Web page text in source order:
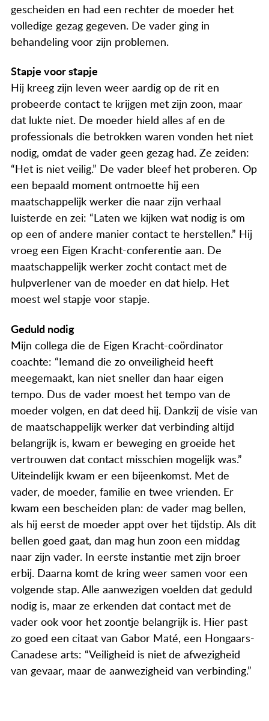
gescheiden en had een rechter de moeder het
volledige gezag gegeven. De vader ging in
behandeling voor zijn problemen.
Stapje voor stapje
Hij kreeg zijn leven weer aardig op de rit en
probeerde contact te krijgen met zijn zoon, maar
dat lukte niet. De moeder hield alles af en de
professionals die betrokken waren vonden het niet
nodig, omdat de vader geen gezag had. Ze zeiden:
“Het is niet veilig.” De vader bleef het proberen. Op
een bepaald moment ontmoette hij een
maatschappelijk werker die naar zijn verhaal
luisterde en zei: “Laten we kijken wat nodig is om
op een of andere manier contact te herstellen.” Hij
vroeg een Eigen Kracht-conferentie aan. De
maatschappelijk werker zocht contact met de
hulpverlener van de moeder en dat hielp. Het
moest wel stapje voor stapje.
Geduld nodig
Mijn collega die de Eigen Kracht-coördinator
coachte: “Iemand die zo onveiligheid heeft
meegemaakt, kan niet sneller dan haar eigen
tempo. Dus de vader moest het tempo van de
moeder volgen, en dat deed hij. Dankzij de visie van
de maatschappelijk werker dat verbinding altijd
belangrijk is, kwam er beweging en groeide het
vertrouwen dat contact misschien mogelijk was.”
Uiteindelijk kwam er een bijeenkomst. Met de
vader, de moeder, familie en twee vrienden. Er
kwam een bescheiden plan: de vader mag bellen,
als hij eerst de moeder appt over het tijdstip. Als dit
bellen goed gaat, dan mag hun zoon een middag
naar zijn vader. In eerste instantie met zijn broer
erbij. Daarna komt de kring weer samen voor een
volgende stap. Alle aanwezigen voelden dat geduld
nodig is, maar ze erkenden dat contact met de
vader ook voor het zoontje belangrijk is. Hier past
zo goed een citaat van Gabor Maté, een Hongaars-
Canadese arts: “Veiligheid is niet de afwezigheid
van gevaar, maar de aanwezigheid van verbinding.”